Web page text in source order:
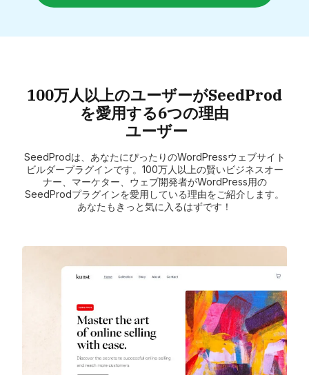
100万人以上のユーザーがSeedProd
を愛用する6つの理由
ユーザー
SeedProdは、あなたにぴったりのWordPressウェブサイト
ビルダープラグインです。100万人以上の賢いビジネスオー
ナー、マーケター、ウェブ開発者がWordPress用の
SeedProdプラグインを愛用している理由をご紹介します。
あなたもきっと気に入るはずです！